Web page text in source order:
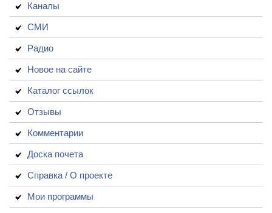
Каналы
СМИ
Радио
Новое на сайте
Каталог ссылок
Отзывы
Комментарии
Доска почета
Справка / О проекте
Мои программы